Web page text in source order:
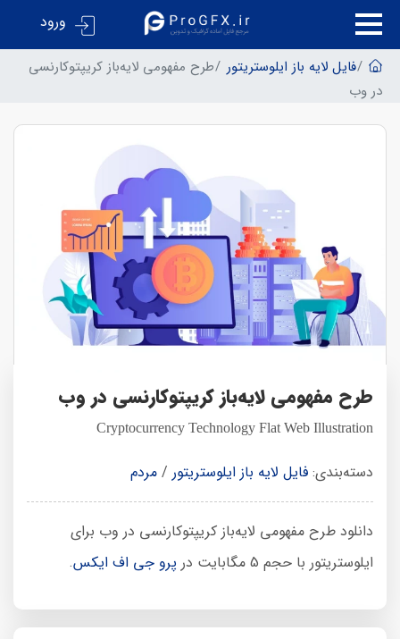
ورود
فایل لایه باز ایلوستریتور
طرح مفهومی لایه‌باز کریپتوکارنسی
در وب
طرح مفهومی لایه‌باز کریپتوکارنسی در وب
Cryptocurrency Technology Flat Web Illustration
دسته‌بندی: فایل لایه باز ایلوستریتور / مردم
دانلود طرح مفهومی لایه‌باز کریپتوکارنسی در وب برای
ایلوستریتور با حجم 5 مگابایت در
پرو جی اف ایکس.